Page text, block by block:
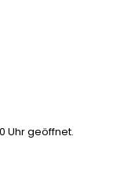
Uhr geöffnet.